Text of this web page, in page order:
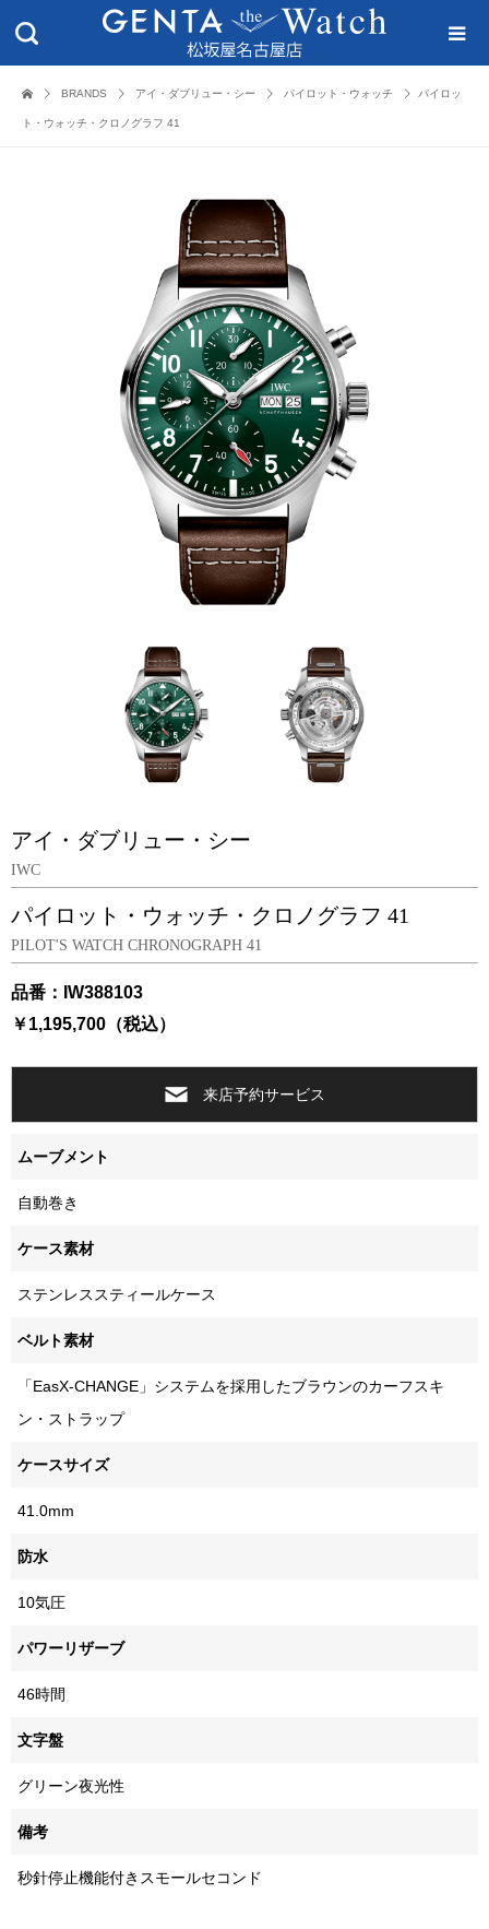
BRANDS アイ・ダブリュー・シー パイロット・ウォッチ パイロッ
ト・ウォッチ・クロノグラフ 41
アイ・ダブリュー・シー
IWC
パイロット・ウォッチ・クロノグラフ 41
PILOT'S WATCH CHRONOGRAPH 41
品番：IW388103
￥1,195,700（税込）
来店予約サービス
ムーブメント
自動巻き
ケース素材
ステンレススティールケース
ベルト素材
「EasX-CHANGE」システムを採用したブラウンのカーフスキ
ン・ストラップ
ケースサイズ
41.0mm
防水
10気圧
パワーリザーブ
46時間
文字盤
グリーン夜光性
備考
秒針停止機能付きスモールセコンド